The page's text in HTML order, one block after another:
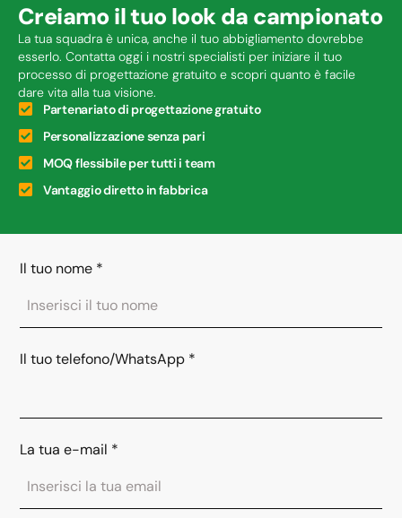
Creiamo il tuo look da campionato
La tua squadra è unica, anche il tuo abbigliamento dovrebbe
esserlo. Contatta oggi i nostri specialisti per iniziare il tuo
processo di progettazione gratuito e scopri quanto è facile
dare vita alla tua visione.
Partenariato di progettazione gratuito
Personalizzazione senza pari
MOQ flessibile per tutti i team
Vantaggio diretto in fabbrica
Il tuo nome *
Il tuo telefono/WhatsApp *
La tua e-mail *